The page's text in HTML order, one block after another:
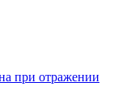
при отражении